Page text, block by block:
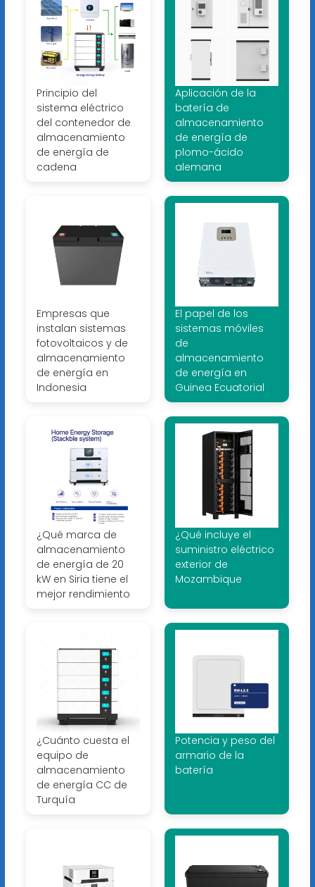
Principio del
sistema eléctrico
del contenedor de
almacenamiento
de energía de
cadena
Aplicación de la
batería de
almacenamiento
de energía de
plomo-ácido
alemana
Empresas que
instalan sistemas
fotovoltaicos y de
almacenamiento
de energía en
Indonesia
El papel de los
sistemas móviles
de
almacenamiento
de energía en
Guinea Ecuatorial
¿Qué marca de
almacenamiento
de energía de 20
kW en Siria tiene el
mejor rendimiento
¿Qué incluye el
suministro eléctrico
exterior de
Mozambique
¿Cuánto cuesta el
equipo de
almacenamiento
de energía CC de
Turquía
Potencia y peso del
armario de la
batería